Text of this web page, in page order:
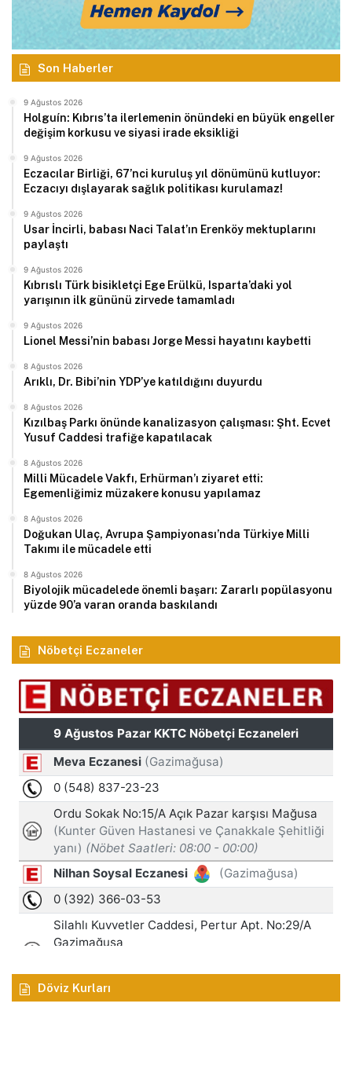
Son Haberler
9 Ağustos 2026
Holguín: Kıbrıs’ta ilerlemenin önündeki en büyük engeller
değişim korkusu ve siyasi irade eksikliği
9 Ağustos 2026
Eczacılar Birliği, 67’nci kuruluş yıl dönümünü kutluyor:
Eczacıyı dışlayarak sağlık politikası kurulamaz!
9 Ağustos 2026
Usar İncirli, babası Naci Talat’ın Erenköy mektuplarını
paylaştı
9 Ağustos 2026
Kıbrıslı Türk bisikletçi Ege Erülkü, Isparta’daki yol
yarışının ilk gününü zirvede tamamladı
9 Ağustos 2026
Lionel Messi’nin babası Jorge Messi hayatını kaybetti
8 Ağustos 2026
Arıklı, Dr. Bibi’nin YDP’ye katıldığını duyurdu
8 Ağustos 2026
Kızılbaş Parkı önünde kanalizasyon çalışması: Şht. Ecvet
Yusuf Caddesi trafiğe kapatılacak
8 Ağustos 2026
Milli Mücadele Vakfı, Erhürman’ı ziyaret etti:
Egemenliğimiz müzakere konusu yapılamaz
8 Ağustos 2026
Doğukan Ulaç, Avrupa Şampiyonası’nda Türkiye Milli
Takımı ile mücadele etti
8 Ağustos 2026
Biyolojik mücadelede önemli başarı: Zararlı popülasyonu
yüzde 90’a varan oranda baskılandı
Nöbetçi Eczaneler
Döviz Kurları